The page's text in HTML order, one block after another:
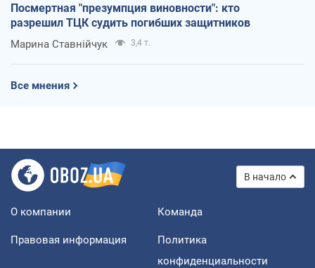
Посмертная "презумпция виновности": кто
разрешил ТЦК судить погибших защитников
Марина Ставнійчук 3,4 т.
Все мнения
В начало
О компании Команда
Правовая информация
Политика
конфиденциальности